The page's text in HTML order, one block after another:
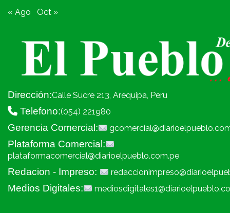
« Ago Oct »
Dirección:Calle Sucre 213, Arequipa, Peru
Telefono:(054) 221980
Gerencia Comercial:
Plataforma Comercial:
plataformacomercial@diarioelpueblo.com.pe
Redacion - Impreso:
Medios Digitales: